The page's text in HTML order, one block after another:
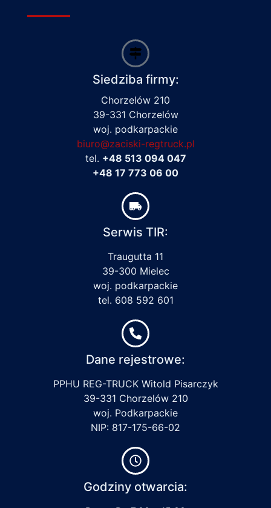
Siedziba firmy:
Chorzelów 210
39-331 Chorzelów
woj. podkarpackie
biuro@zaciski-regtruck.pl
tel. +48 513 094 047
+48 17 773 06 00
Serwis TIR:
Traugutta 11
39-300 Mielec
woj. podkarpackie
tel. 608 592 601
Dane rejestrowe:
PPHU REG-TRUCK Witold Pisarczyk
39-331 Chorzelów 210
woj. Podkarpackie
NIP: 817-175-66-02
Godziny otwarcia: